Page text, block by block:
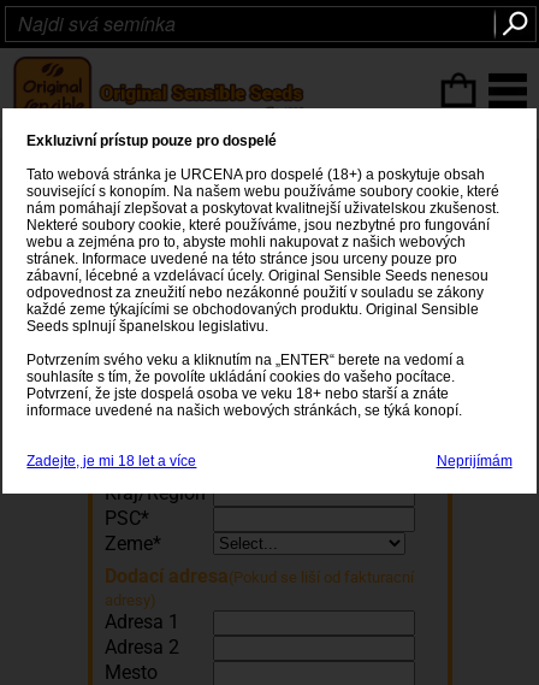
Registrace
Detaily úctu
Jméno*
E-mail*
Tel*
DOB
Fakturacní adresa
Adresa 1*
Mesto*
Kraj/Region*
PSC*
Zeme*
Dodací adresa(Pokud se liší od fakturacní
adresy)
Adresa 1
Adresa 2
Mesto
Exkluzivní prístup pouze pro dospelé
Tato webová stránka je URCENA pro dospelé (18+) a poskytuje obsah
související s konopím. Na našem webu používáme soubory cookie, které
nám pomáhají zlepšovat a poskytovat kvalitnejší uživatelskou zkušenost.
Nekteré soubory cookie, které používáme, jsou nezbytné pro fungování
webu a zejména pro to, abyste mohli nakupovat z našich webových
stránek. Informace uvedené na této stránce jsou urceny pouze pro
zábavní, lécebné a vzdelávací úcely. Original Sensible Seeds nenesou
odpovednost za zneužití nebo nezákonné použití v souladu se zákony
každé zeme týkajícími se obchodovaných produktu. Original Sensible
Seeds splnují španelskou legislativu.
Potvrzením svého veku a kliknutím na „ENTER“ berete na vedomí a
souhlasíte s tím, že povolíte ukládání cookies do vašeho pocítace.
Potvrzení, že jste dospelá osoba ve veku 18+ nebo starší a znáte
informace uvedené na našich webových stránkách, se týká konopí.
Zadejte, je mi 18 let a více Neprijímám